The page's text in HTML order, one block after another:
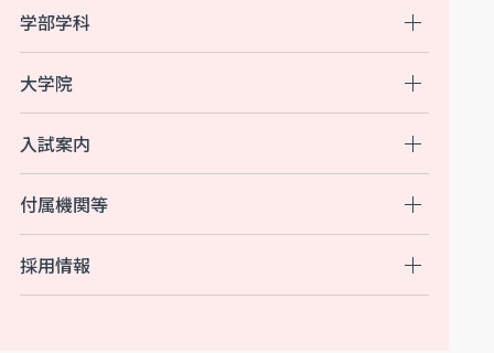
入試案内
付属機関等
学部学科
大学院
採用情報